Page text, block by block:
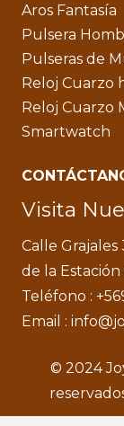
Aros Fantasía
Pulsera
Pulseras de
Reloj Cuarzo
Reloj Cuarzo
Smartwatch
Visita
Calle
de la Estación
Teléfono :
Email :
© 2024